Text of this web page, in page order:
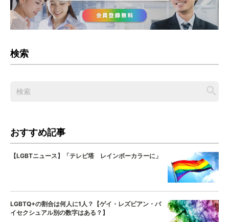
検索
おすすめ記事
【LGBTニュース】「テレビ塔 レインボーカラーに」
LGBTQ+の割合は何人に1人？【ゲイ・レズビアン・バ
イセクシュアル別の数字はある？】